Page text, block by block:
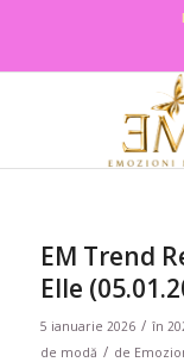
EM Trend
Elle
5 ianuarie 2026 / în
de modă / de